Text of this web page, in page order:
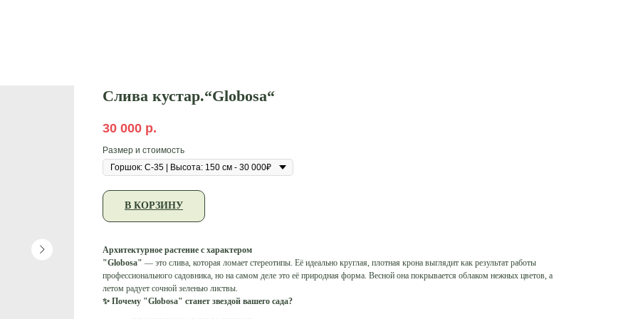
Слива кустар.“Globosa“
30 000 р.
Размер и стоимость
В КОРЗИНУ
Архитектурное растение с характером
"Globosa" — это слива, которая ломает стереотипы. Её идеально круглая, плотная крона выглядит как результат работы
профессионального садовника, но на самом деле это её природная форма. Весной она покрывается облаком нежных цветов, а
летом радует сочной зеленью листвы.
✨ Почему "Globosa" станет звездой вашего сада?